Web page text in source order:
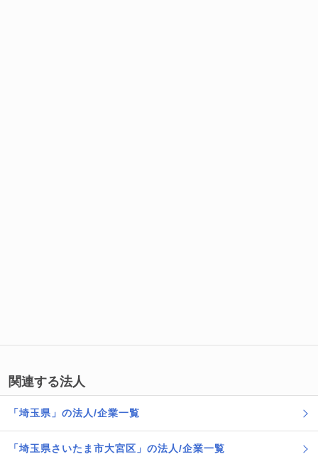
関連する法人
「埼玉県」の法人/企業一覧
「埼玉県さいたま市大宮区」の法人/企業一覧